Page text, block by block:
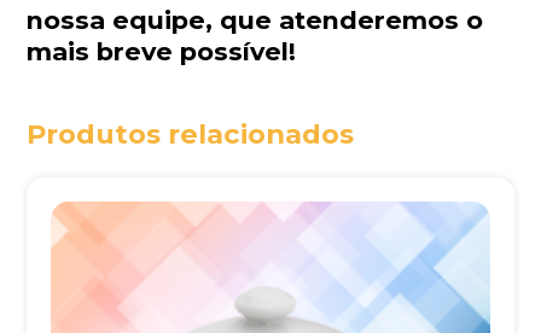
nossa equipe, que atenderemos o
mais breve possível!
Produtos relacionados